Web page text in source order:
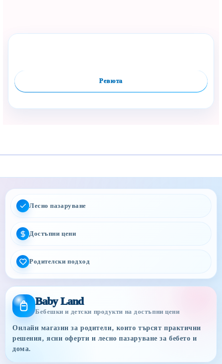
Ревюта
Лесно пазаруване
Достъпни цени
Родителски подход
Baby Land
Бебешки и детски продукти на достъпни цени
Онлайн магазин за родители, които търсят практични
решения, ясни оферти и лесно пазаруване за бебето и
дома.